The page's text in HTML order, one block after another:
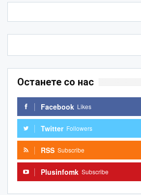
Останете со нас
Facebook Likes
Twitter Followers
RSS Subscribe
Plusinfomk Subscribe